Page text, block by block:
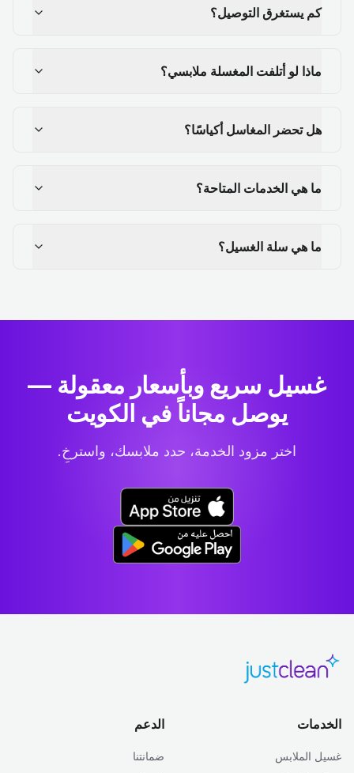
كم يستغرق التوصيل؟
ماذا لو أتلفت المغسلة ملابسي؟
هل تحضر المغاسل أكياسًا؟
ما هي الخدمات المتاحة؟
ما هي سلة الغسيل؟
غسيل سريع وبأسعار معقولة —
يوصل مجاناً في الكويت
اختر مزود الخدمة، حدد ملابسك، واسترخِ.
الخدمات
غسيل الملابس
الدعم
ضمانتنا